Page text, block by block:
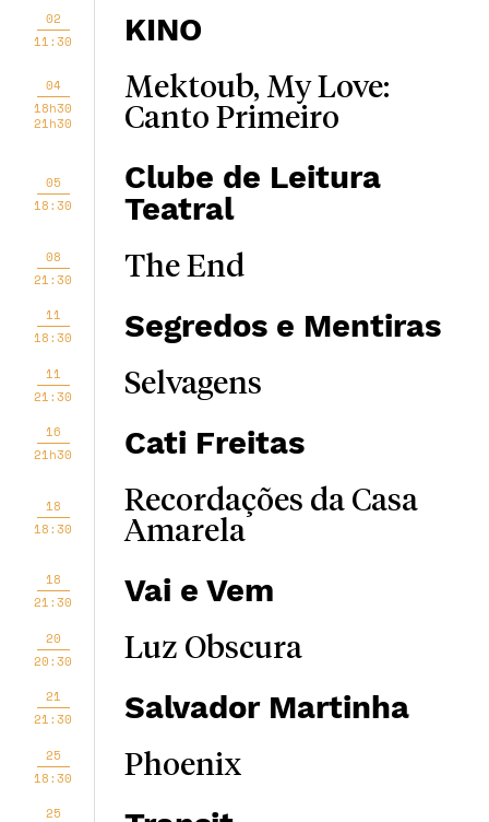
02
11:30
KINO
04
18h30
21h30
Mektoub, My Love:
Canto Primeiro
05
18:30
Clube de Leitura
Teatral
08
21:30
The End
11
18:30
Segredos e Mentiras
11
21:30
Selvagens
16
21h30
Cati Freitas
18
18:30
Recordações da Casa
Amarela
18
21:30
Vai e Vem
20
20:30
Luz Obscura
21
21:30
Salvador Martinha
25
18:30
Phoenix
25